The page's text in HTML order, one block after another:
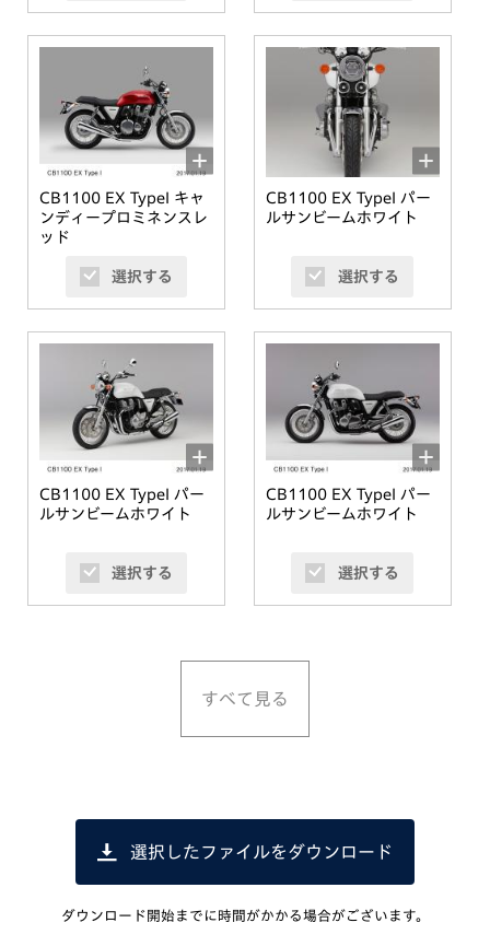
CB1100 EX TypeI キャ
ンディープロミネンスレ
ッド
選択する
CB1100 EX TypeI パー
ルサンビームホワイト
選択する
CB1100 EX TypeI パー
ルサンビームホワイト
選択する
CB1100 EX TypeI パー
ルサンビームホワイト
選択する
すべて見る
選択したファイルをダウンロード
ダウンロード開始までに時間がかかる場合がございます。